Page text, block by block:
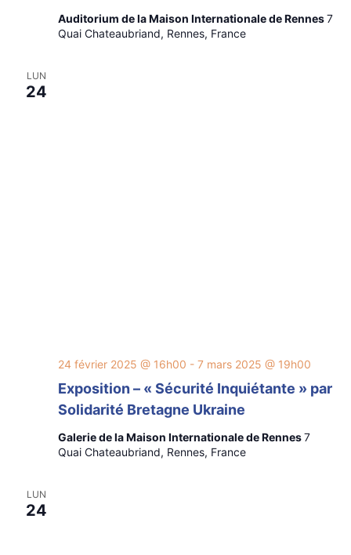
Auditorium de la Maison Internationale de Rennes7
Quai Chateaubriand, Rennes, France
LUN
24
Exposition – « Sécurité Inquiétante » par
Solidarité Bretagne Ukraine
24 février 2025 @ 16h00 - 7 mars 2025 @ 19h00
Galerie de la Maison Internationale de Rennes7
Quai Chateaubriand, Rennes, France
LUN
24